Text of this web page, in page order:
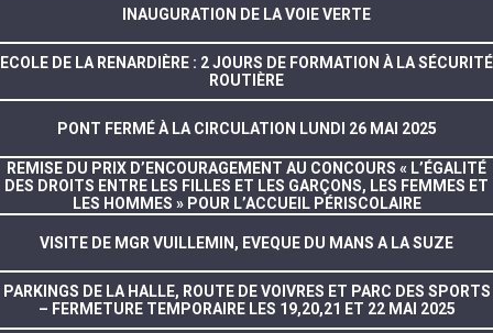
INAUGURATION DE LA VOIE VERTE
ECOLE DE LA RENARDIÈRE : 2 JOURS DE FORMATION À LA SÉCURITÉ
ROUTIÈRE
PONT FERMÉ À LA CIRCULATION LUNDI 26 MAI 2025
REMISE DU PRIX D’ENCOURAGEMENT AU CONCOURS « L’ÉGALITÉ
DES DROITS ENTRE LES FILLES ET LES GARÇONS, LES FEMMES ET
LES HOMMES » POUR L’ACCUEIL PÉRISCOLAIRE
VISITE DE MGR VUILLEMIN, EVEQUE DU MANS A LA SUZE
PARKINGS DE LA HALLE, ROUTE DE VOIVRES ET PARC DES SPORTS
– FERMETURE TEMPORAIRE LES 19,20,21 ET 22 MAI 2025